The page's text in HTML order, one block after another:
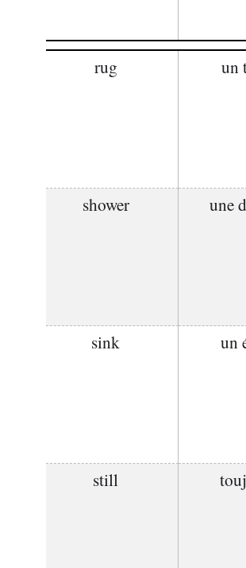
rug un
shower une
sink un
still